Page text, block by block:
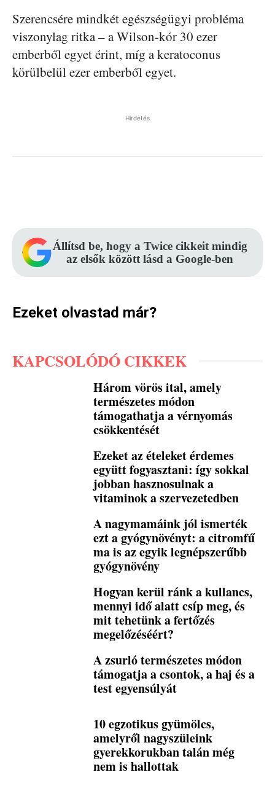
Szerencsére mindkét egészségügyi probléma
viszonylag ritka – a Wilson-kór 30 ezer
emberből egyet érint, míg a keratoconus
körülbelül ezer emberből egyet.
Hirdetés
Állítsd be, hogy a Twice cikkeit mindig
az elsők között lásd a Google-ben
Ezeket olvastad már?
KAPCSOLÓDÓ CIKKEK
Három vörös ital, amely
természetes módon
támogathatja a vérnyomás
csökkentését
Ezeket az ételeket érdemes
együtt fogyasztani: így sokkal
jobban hasznosulnak a
vitaminok a szervezetedben
A nagymamáink jól ismerték
ezt a gyógynövényt: a citromfű
ma is az egyik legnépszerűbb
gyógynövény
Hogyan kerül ránk a kullancs,
mennyi idő alatt csíp meg, és
mit tehetünk a fertőzés
megelőzéséért?
A zsurló természetes módon
támogatja a csontok, a haj és a
test egyensúlyát
10 egzotikus gyümölcs,
amelyről nagyszüleink
gyerekkorukban talán még
nem is hallottak